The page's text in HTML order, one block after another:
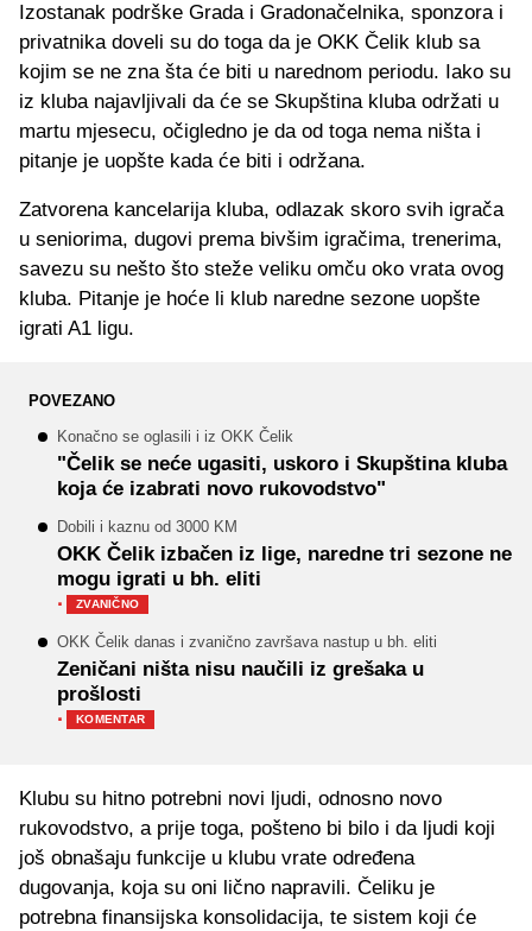
Izostanak podrške Grada i Gradonačelnika, sponzora i
privatnika doveli su do toga da je OKK Čelik klub sa
kojim se ne zna šta će biti u narednom periodu. Iako su
iz kluba najavljivali da će se Skupština kluba održati u
martu mjesecu, očigledno je da od toga nema ništa i
pitanje je uopšte kada će biti i održana.
Zatvorena kancelarija kluba, odlazak skoro svih igrača
u seniorima, dugovi prema bivšim igračima, trenerima,
savezu su nešto što steže veliku omču oko vrata ovog
kluba. Pitanje je hoće li klub naredne sezone uopšte
igrati A1 ligu.
POVEZANO
Konačno se oglasili i iz OKK Čelik
"Čelik se neće ugasiti, uskoro i Skupština kluba
koja će izabrati novo rukovodstvo"
Dobili i kaznu od 3000 KM
OKK Čelik izbačen iz lige, naredne tri sezone ne
mogu igrati u bh. eliti
· ZVANIČNO
OKK Čelik danas i zvanično završava nastup u bh. eliti
Zeničani ništa nisu naučili iz grešaka u
prošlosti
· KOMENTAR
Klubu su hitno potrebni novi ljudi, odnosno novo
rukovodstvo, a prije toga, pošteno bi bilo i da ljudi koji
još obnašaju funkcije u klubu vrate određena
dugovanja, koja su oni lično napravili. Čeliku je
potrebna finansijska konsolidacija, te sistem koji će